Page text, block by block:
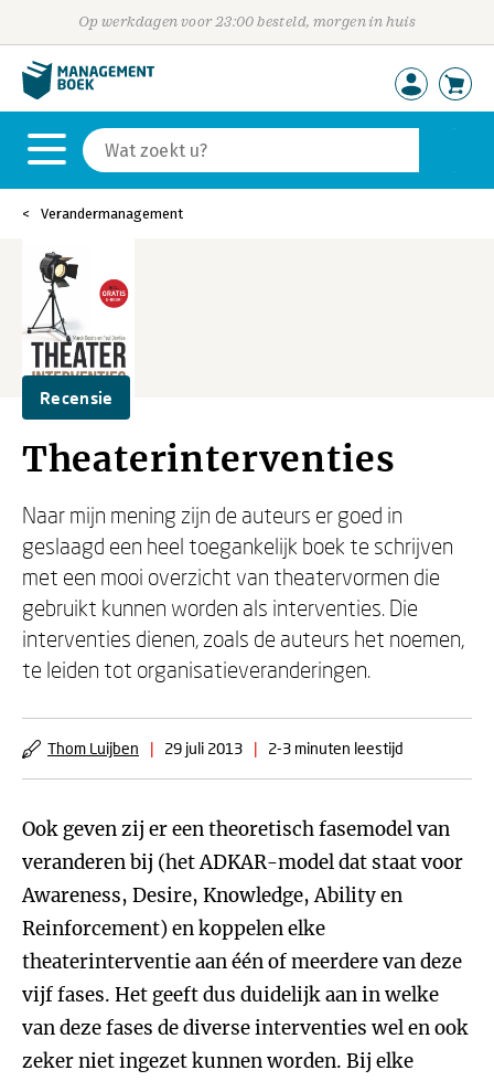
Op werkdagen voor 23:00 besteld, morgen in huis
Verandermanagement
Recensie
Theaterinterventies
Naar mijn mening zijn de auteurs er goed in
geslaagd een heel toegankelijk boek te schrijven
met een mooi overzicht van theatervormen die
gebruikt kunnen worden als interventies. Die
interventies dienen, zoals de auteurs het noemen,
te leiden tot organisatieveranderingen.
Thom Luijben | 29 juli 2013 | 2-3 minuten leestijd
Ook geven zij er een theoretisch fasemodel van
veranderen bij (het ADKAR-model dat staat voor
Awareness, Desire, Knowledge, Ability en
Reinforcement) en koppelen elke
theaterinterventie aan één of meerdere van deze
vijf fases. Het geeft dus duidelijk aan in welke
van deze fases de diverse interventies wel en ook
zeker niet ingezet kunnen worden. Bij elke